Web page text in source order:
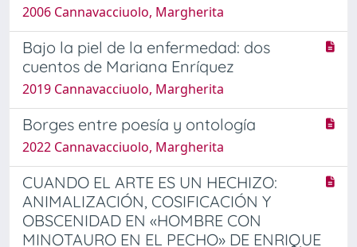
2006 Cannavacciuolo, Margherita
Bajo la piel de la enfermedad: dos
cuentos de Mariana Enríquez
2019 Cannavacciuolo, Margherita
Borges entre poesía y ontología
2022 Cannavacciuolo, Margherita
CUANDO EL ARTE ES UN HECHIZO:
ANIMALIZACIÓN, COSIFICACIÓN Y
OBSCENIDAD EN «HOMBRE CON
MINOTAURO EN EL PECHO» DE ENRIQUE